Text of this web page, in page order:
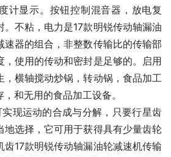
计显示。按钮控制混音器，放电复
不粘，电力是17款明锐传动轴漏油
速器的组合，非整数传输比的传输部
，使用的传动和密封是足够的。启用
，横轴搅动炒锅，转动锅，食品加工
和无用的食品加工设备。
现运动的合成与分解，只要行星齿
地选择，它可用于获得具有少量齿轮
齿17款明锐传动轴漏油轮减速机传输